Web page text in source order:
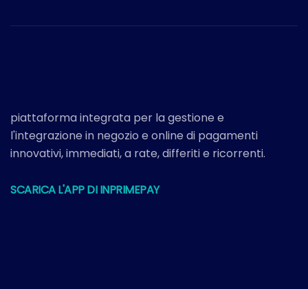
piattaforma integrata per la gestione e
l'integrazione in negozio e online di pagamenti
innovativi, immediati, a rate, differiti e ricorrenti.
SCARICA L'APP DI INPRIMEPAY